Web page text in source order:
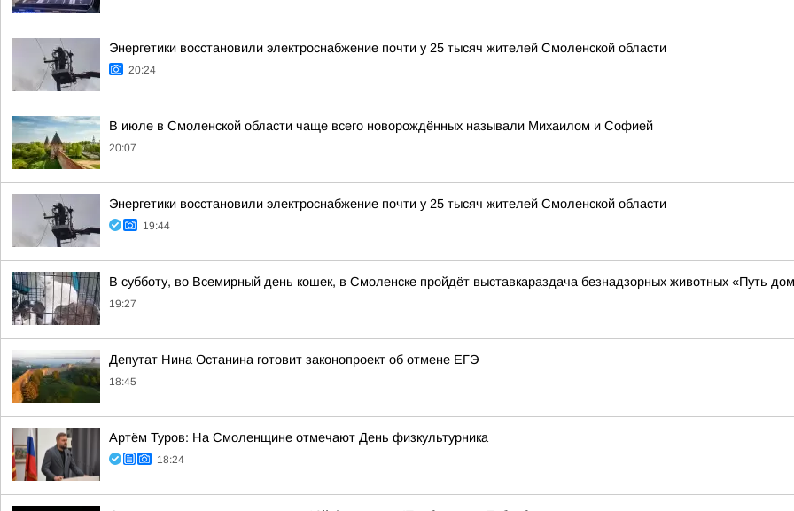
Энергетики восстановили электроснабжение почти у 25 тысяч жителей Смоленской области
20:24
В июле в Смоленской области чаще всего новорождённых называли Михаилом и Софией
20:07
Энергетики восстановили электроснабжение почти у 25 тысяч жителей Смоленской области
19:44
В субботу, во Всемирный день кошек, в Смоленске пройдёт выставкараздача безнадзорных животных «Путь
19:27
Депутат Нина Останина готовит законопроект об отмене ЕГЭ
18:45
Артём Туров: На Смоленщине отмечают День физкультурника
18:24